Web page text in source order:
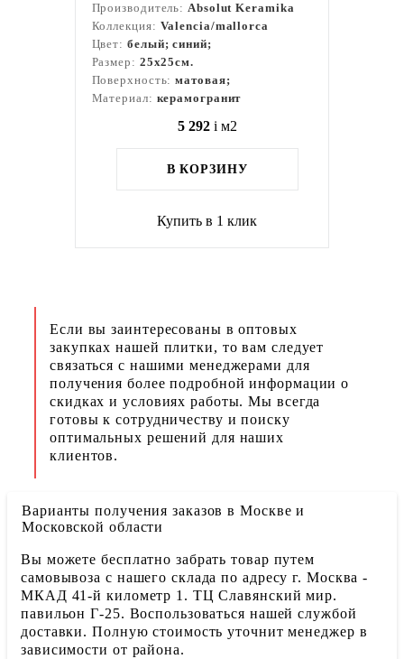
Производитель:Absolut Keramika
Коллекция: Valencia/mallorca
Цвет: белый; синий;
Размер: 25x25см.
Поверхность:матовая;
Материал: керамогранит
5 292 i м2
В КОРЗИНУ
Купить в 1 клик
Если вы заинтересованы в оптовых
закупках нашей плитки, то вам следует
связаться с нашими менеджерами для
получения более подробной информации о
скидках и условиях работы. Мы всегда
готовы к сотрудничеству и поиску
оптимальных решений для наших
клиентов.
Варианты получения заказов в Москве и
Московской области
Вы можете бесплатно забрать товар путем
самовывоза с нашего склада по адресу г. Москва -
МКАД 41-й километр 1. ТЦ Славянский мир.
павильон Г-25. Воспользоваться нашей службой
доставки. Полную стоимость уточнит менеджер в
зависимости от района.